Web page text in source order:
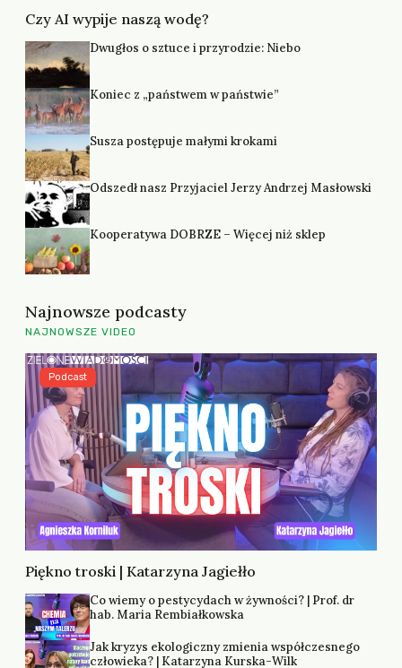
Czy AI wypije naszą wodę?
Dwugłos o sztuce i przyrodzie: Niebo
Koniec z „państwem w państwie”
Susza postępuje małymi krokami
Odszedł nasz Przyjaciel Jerzy Andrzej Masłowski
Kooperatywa DOBRZE – Więcej niż sklep
Najnowsze podcasty
NAJNOWSZE VIDEO
Piękno troski | Katarzyna Jagiełło
Podcast
Co wiemy o pestycydach w żywności? | Prof. dr
hab. Maria Rembiałkowska
Jak kryzys ekologiczny zmienia współczesnego
człowieka? | Katarzyna Kurska-Wilk